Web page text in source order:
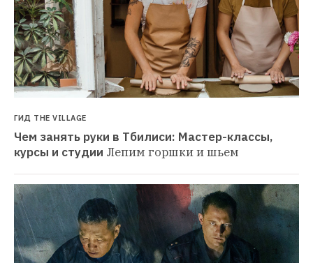
ГИД THE VILLAGE
Чем занять руки в Тбилиси: Мастер-классы,
курсы и студии Лепим горшки и шьем